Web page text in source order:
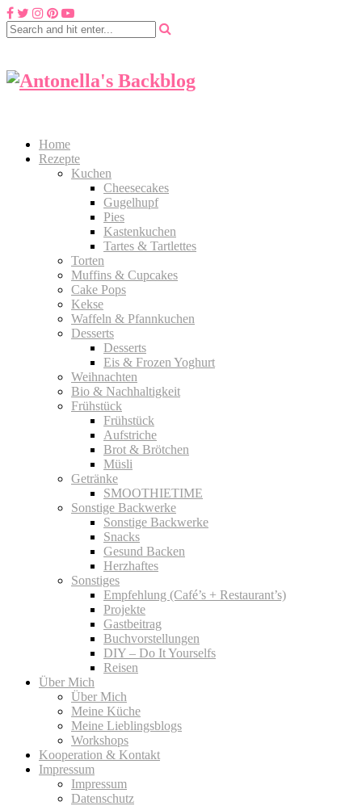
Home
Rezepte
Kuchen
Cheesecakes
Gugelhupf
Pies
Kastenkuchen
Tartes & Tartlettes
Torten
Muffins & Cupcakes
Cake Pops
Kekse
Waffeln & Pfannkuchen
Desserts
Desserts
Eis & Frozen Yoghurt
Weihnachten
Bio & Nachhaltigkeit
Frühstück
Frühstück
Aufstriche
Brot & Brötchen
Müsli
Getränke
SMOOTHIETIME
Sonstige Backwerke
Sonstige Backwerke
Snacks
Gesund Backen
Herzhaftes
Sonstiges
Empfehlung (Café’s + Restaurant’s)
Projekte
Gastbeitrag
Buchvorstellungen
DIY – Do It Yourselfs
Reisen
Über Mich
Über Mich
Meine Küche
Meine Lieblingsblogs
Workshops
Kooperation & Kontakt
Impressum
Impressum
Datenschutz